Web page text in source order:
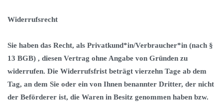
Widerrufsrecht
Sie haben das Recht, als Privatkund*in/Verbraucher*in (nach §
13 BGB) , diesen Vertrag ohne Angabe von Gründen zu
widerrufen. Die Widerrufsfrist beträgt vierzehn Tage ab dem
Tag, an dem Sie oder ein von Ihnen benannter Dritter, der nicht
der Beförderer ist, die Waren in Besitz genommen haben bzw.